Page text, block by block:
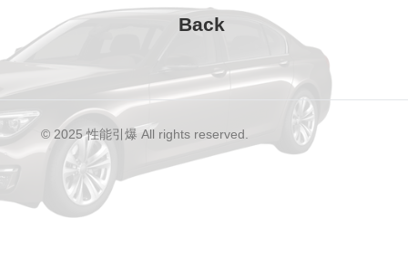
© 2025 性能引爆 All rights reserved.